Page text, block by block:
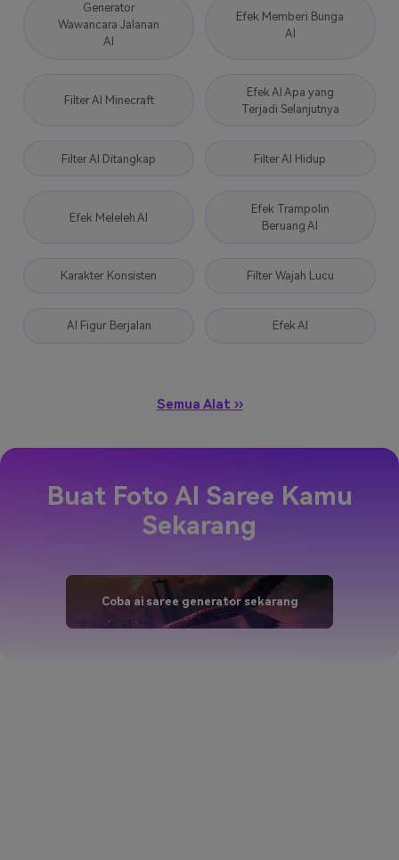
Generator
Wawancara Jalanan
AI
Efek Memberi Bunga
AI
Filter AI Minecraft
Efek AI Apa yang
Terjadi Selanjutnya
Filter AI Ditangkap Filter AI Hidup
Efek Meleleh AI
Efek Trampolin
Beruang AI
Karakter Konsisten Filter Wajah Lucu
AI Figur Berjalan Efek AI
Semua Alat ››
Buat Foto AI Saree Kamu
Sekarang
Coba ai saree generator sekarang